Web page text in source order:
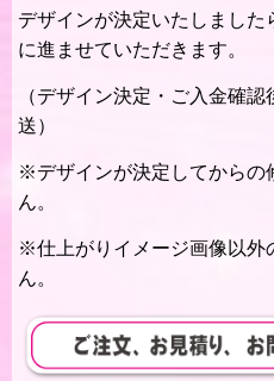
デザインが決定いたしまし
に進ませていただきます。
（デザイン決定・ご入金確
送）
※デザインが決定してからの
ん。
※仕上がりイメージ画像以外
ん。